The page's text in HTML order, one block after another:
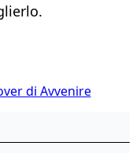
di Avvenire